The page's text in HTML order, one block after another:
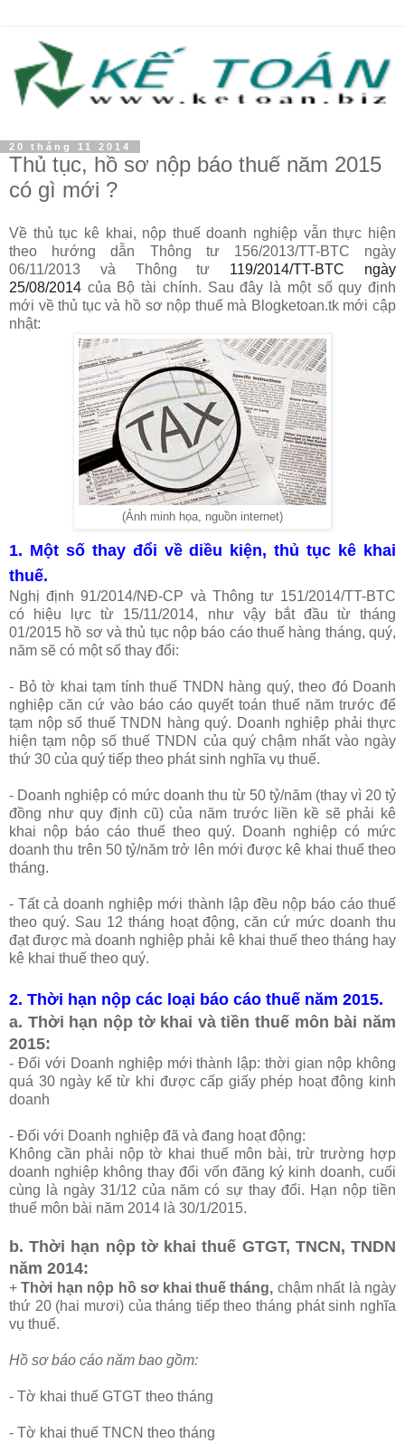
20 tháng 11 2014
Thủ tục, hồ sơ nộp báo thuế năm 2015
có gì mới ?
Về thủ tục kê khai, nộp thuế doanh nghiệp vẫn thực hiện
theo hướng dẫn Thông tư 156/2013/TT-BTC ngày
06/11/2013 và Thông tư 119/2014/TT-BTC ngày
25/08/2014 của Bộ tài chính. Sau đây là một số quy định
mới về thủ tục và hồ sơ nộp thuế mà Blogketoan.tk mới cập
nhật:
(Ảnh minh họa, nguồn internet)
1. Một số thay đổi về diều kiện, thủ tục kê khai
thuế.
Nghị định 91/2014/NĐ-CP và Thông tư 151/2014/TT-BTC
có hiệu lực từ 15/11/2014, như vậy bắt đầu từ tháng
01/2015 hồ sơ và thủ tục nộp báo cáo thuế hàng tháng, quý,
năm sẽ có một số thay đổi:
- Bỏ tờ khai tạm tính thuế TNDN hàng quý, theo đó Doanh
nghiệp căn cứ vào báo cáo quyết toán thuế năm trước để
tạm nộp số thuế TNDN hàng quý. Doanh nghiệp phải thực
hiện tạm nộp số thuế TNDN của quý chậm nhất vào ngày
thứ 30 của quý tiếp theo phát sinh nghĩa vụ thuế.
- Doanh nghiệp có mức doanh thu từ 50 tỷ/năm (thay vì 20 tỷ
đồng như quy định cũ) của năm trước liền kề sẽ phải kê
khai nộp báo cáo thuế theo quý. Doanh nghiệp có mức
doanh thu trên 50 tỷ/năm trở lên mới được kê khai thuế theo
tháng.
- Tất cả doanh nghiệp mới thành lập đều nộp báo cáo thuế
theo quý. Sau 12 tháng hoạt động, căn cứ mức doanh thu
đạt được mà doanh nghiệp phải kê khai thuế theo tháng hay
kê khai thuế theo quý.
2. Thời hạn nộp các loại báo cáo thuế năm 2015.
a. Thời hạn nộp tờ khai và tiền thuế môn bài năm
2015:
- Đối với Doanh nghiệp mới thành lập: thời gian nộp không
quá 30 ngày kể từ khi được cấp giấy phép hoạt động kinh
doanh
- Đối với Doanh nghiệp đã và đang hoạt động:
Không cần phải nộp tờ khai thuế môn bài, trừ trường hợp
doanh nghiệp không thay đổi vốn đăng ký kinh doanh, cuối
cùng là ngày 31/12 của năm có sự thay đổi. Hạn nộp tiền
thuế môn bài năm 2014 là 30/1/2015.
b. Thời hạn nộp tờ khai thuế GTGT, TNCN, TNDN
năm 2014:
+Thời hạn nộp hồ sơ khai thuế tháng, chậm nhất là ngày
thứ 20 (hai mươi) của tháng tiếp theo tháng phát sinh nghĩa
vụ thuế.
Hồ sơ báo cáo năm bao gồm:
- Tờ khai thuế GTGT theo tháng
- Tờ khai thuế TNCN theo tháng